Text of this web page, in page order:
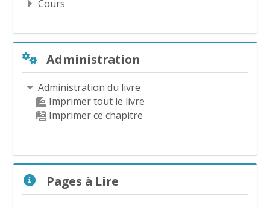
Cours
Administration
Administration du livre
Imprimer tout le livre
Imprimer ce chapitre
Pages à Lire